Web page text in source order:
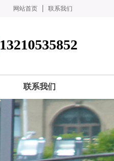
网站首页 联系我们
13210535852
联系我们